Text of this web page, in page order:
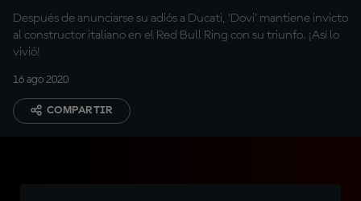
Después de anunciarse su adiós a Ducati, 'Dovi' mantiene invicto
al constructor italiano en el Red Bull Ring con su triunfo. ¡Así lo
vivió!
16 ago 2020
COMPARTIR